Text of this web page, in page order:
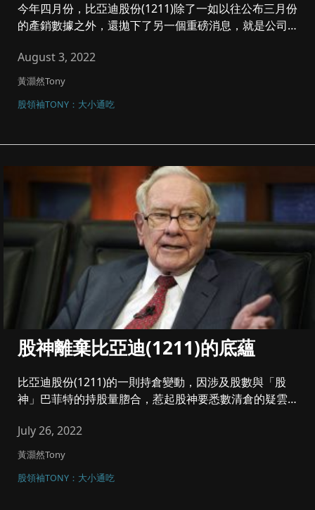
今年四月份，比亞迪股份(1211)除了一如以往公布三月份
的產銷數據之外，還拋下了另一個重磅消息，就是公司宣
August 3, 2022
黃灝然Tony
股領袖TONY：大小通吃
股神離棄比亞迪(1211)的底蘊
比亞迪股份(1211)的一則持倉變動，因涉及股數與「股
神」巴菲特的持股量脗合，惹起股神要悉數清倉的疑雲。
July 26, 2022
黃灝然Tony
股領袖TONY：大小通吃